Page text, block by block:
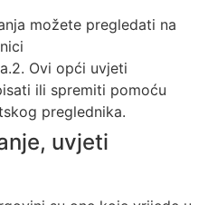
možete pregledati na
Ovi opći uvjeti
ili spremiti pomoću
preglednika.
uvjeti